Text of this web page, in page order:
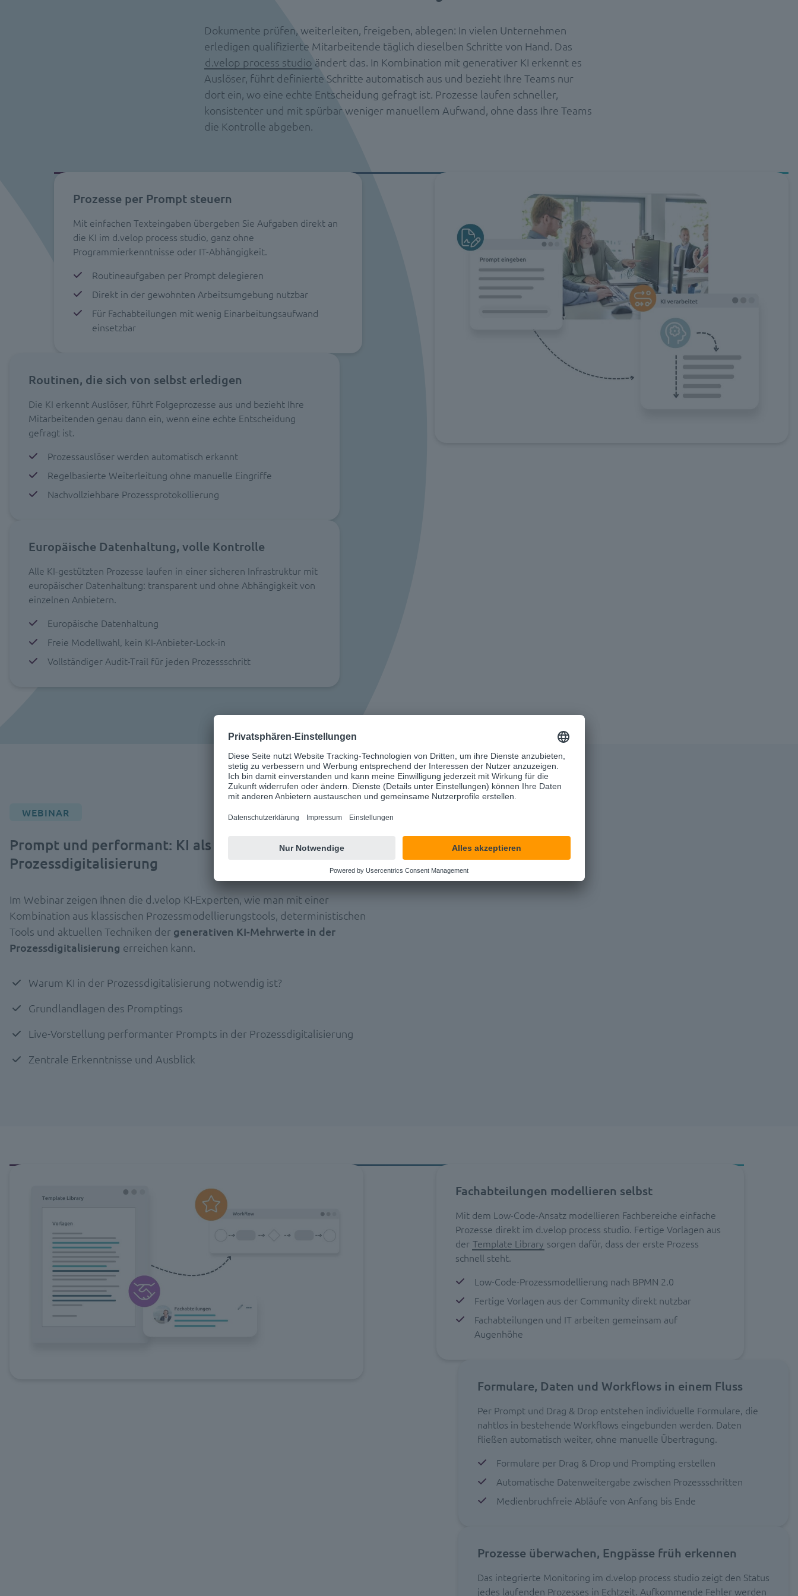
Dokumente prüfen, weiterleiten, freigeben, ablegen: In vielen Unternehmen
erledigen qualifizierte Mitarbeitende täglich dieselben Schritte von Hand. Das
d.velop process studio ändert das. In Kombination mit generativer KI erkennt es
Auslöser, führt definierte Schritte automatisch aus und bezieht Ihre Teams nur
dort ein, wo eine echte Entscheidung gefragt ist. Prozesse laufen schneller,
konsistenter und mit spürbar weniger manuellem Aufwand, ohne dass Ihre Teams
die Kontrolle abgeben.
Prozesse per Prompt steuern
Mit einfachen Texteingaben übergeben Sie Aufgaben direkt an
die KI im d.velop process studio, ganz ohne
Programmierkenntnisse oder IT-Abhängigkeit.
Routineaufgaben per Prompt delegieren
Direkt in der gewohnten Arbeitsumgebung nutzbar
Für Fachabteilungen mit wenig Einarbeitungsaufwand
einsetzbar
Routinen, die sich von selbst erledigen
Die KI erkennt Auslöser, führt Folgeprozesse aus und bezieht Ihre
Mitarbeitenden genau dann ein, wenn eine echte Entscheidung
gefragt ist.
Prozessauslöser werden automatisch erkannt
Regelbasierte Weiterleitung ohne manuelle Eingriffe
Nachvollziehbare Prozessprotokollierung
Europäische Datenhaltung, volle Kontrolle
Alle KI-gestützten Prozesse laufen in einer sicheren Infrastruktur mit
europäischer Datenhaltung: transparent und ohne Abhängigkeit von
einzelnen Anbietern.
Europäische Datenhaltung
Freie Modellwahl, kein KI-Anbieter-Lock-in
Vollständiger Audit-Trail für jeden Prozessschritt
WEBINAR
Prompt und performant: KI als Gamechanger in der
Prozessdigitalisierung
Im Webinar zeigen Ihnen die d.velop KI-Experten, wie man mit einer
Kombination aus klassischen Prozessmodellierungstools, deterministischen
Tools und aktuellen Techniken der generativen KI-Mehrwerte in der
Prozessdigitalisierung erreichen kann.
Warum KI in der Prozessdigitalisierung notwendig ist?
Grundlandlagen des Promptings
Live-Vorstellung performanter Prompts in der Prozessdigitalisierung
Zentrale Erkenntnisse und Ausblick
Fachabteilungen modellieren selbst
Mit dem Low-Code-Ansatz modellieren Fachbereiche einfache
Prozesse direkt im d.velop process studio. Fertige Vorlagen aus
der Template Library sorgen dafür, dass der erste Prozess
schnell steht.
Low-Code-Prozessmodellierung nach BPMN 2.0
Fertige Vorlagen aus der Community direkt nutzbar
Fachabteilungen und IT arbeiten gemeinsam auf
Augenhöhe
Formulare, Daten und Workflows in einem Fluss
Per Prompt und Drag & Drop entstehen individuelle Formulare, die
nahtlos in bestehende Workflows eingebunden werden. Daten
fließen automatisch weiter, ohne manuelle Übertragung.
Formulare per Drag & Drop und Prompting erstellen
Automatische Datenweitergabe zwischen Prozessschritten
Medienbruchfreie Abläufe von Anfang bis Ende
Prozesse überwachen, Engpässe früh erkennen
Das integrierte Monitoring im d.velop process studio zeigt den Status
jedes laufenden Prozesses in Echtzeit. Aufkommende Fehler werden